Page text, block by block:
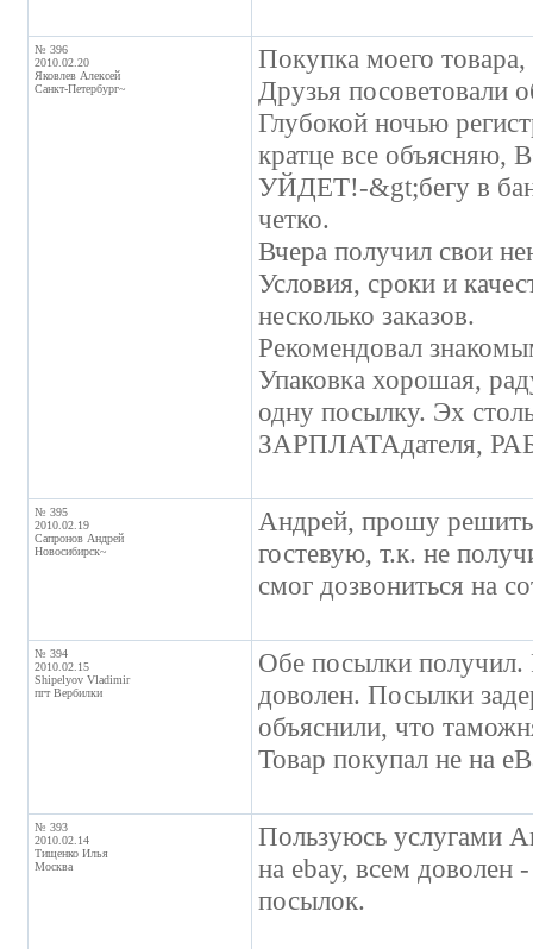
№ 396
2010.02.20
Яковлев Алексей
Санкт-Петербург~
Покупка моего
Друзья посоветовали
Глубокой ночью
кратце все
УЙДЕТ!-&gt;бегу в
четко.
Вчера получил свои
Условия, сроки и
несколько заказов.
Рекомендовал
Упаковка хорошая,
одну посылку. Эх
ЗАРПЛАТАдателя,
№ 395
2010.02.19
Сапронов Андрей
Новосибирск~
Андрей, прошу
гостевую, т.к. не
смог дозвониться на
№ 394
2010.02.15
Shipelyov Vladimir
пгт Вербилки
Обе посылки
доволен. Посылки
объяснили, что
Товар покупал не на
№ 393
2010.02.14
Тищенко Илья
Москва
Пользуюсь услугами
на ebay, всем доволен
посылок.